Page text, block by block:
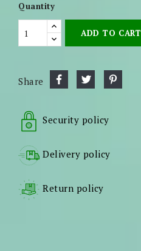
Quantity
ADD TO CART
Share
Security policy
Delivery policy
Return policy